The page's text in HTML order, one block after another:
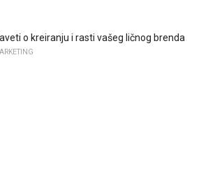
o kreiranju i rasti vašeg ličnog brenda